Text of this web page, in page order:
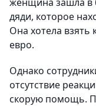
дяди, которое
Она хотела взять
евро.
Однако
отсутствие
скорую помощь.